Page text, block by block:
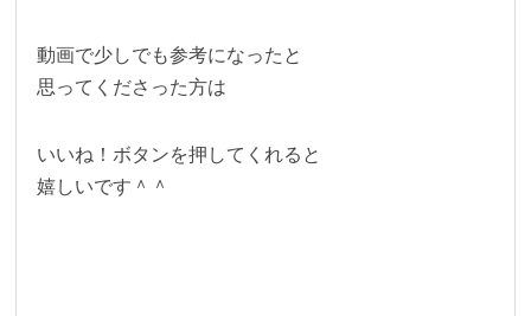
動画で少しでも参考になったと
思ってくださった方は
いいね！ボタンを押してくれると
嬉しいです＾＾